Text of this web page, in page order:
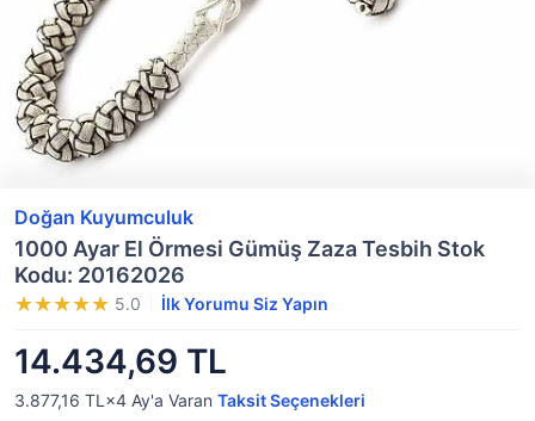
Doğan Kuyumculuk
1000 Ayar El Örmesi Gümüş Zaza Tesbih Stok
Kodu: 20162026
5.0 İlk Yorumu Siz Yapın
14.434,69 TL
3.877,16 TL×4 Ay'a Varan Taksit Seçenekleri